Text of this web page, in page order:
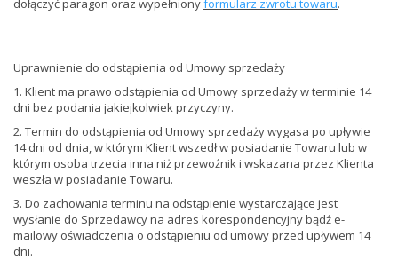
dołączyć paragon oraz wypełnionyformularz zwrotu towaru.
Uprawnienie do odstąpienia od Umowy sprzedaży
1. Klient ma prawo odstąpienia od Umowy sprzedaży w terminie 14
dni bez podania jakiejkolwiek przyczyny.
2. Termin do odstąpienia od Umowy sprzedaży wygasa po upływie
14 dni od dnia, w którym Klient wszedł w posiadanie Towaru lub w
którym osoba trzecia inna niż przewoźnik i wskazana przez Klienta
weszła w posiadanie Towaru.
3. Do zachowania terminu na odstąpienie wystarczające jest
wysłanie do Sprzedawcy na adres korespondencyjny bądź e-
mailowy oświadczenia o odstąpieniu od umowy przed upływem 14
dni.